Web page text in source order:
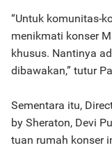
“Untuk komunitas-
menikmati konser
khusus. Nantinya
dibawakan,” tutur
Sementara itu,
by Sheraton, Devi
tuan rumah konser